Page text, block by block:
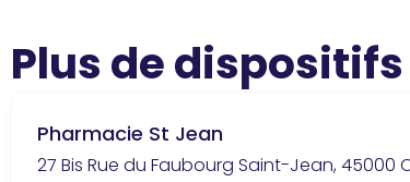
Plus de
Pharmacie St Jean
27 Bis Rue du Faubourg Saint-Jean, 45000